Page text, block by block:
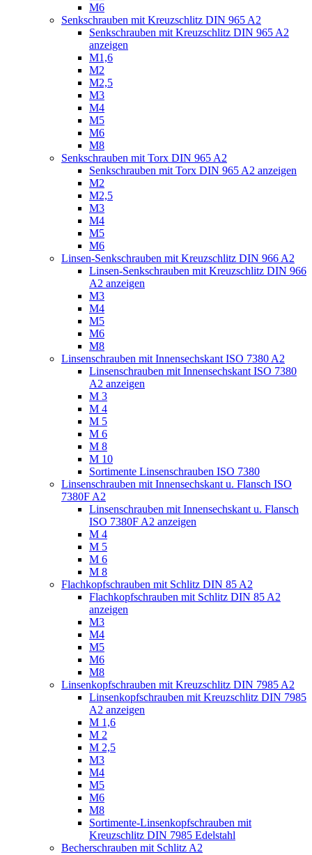
M6
Senkschrauben mit Kreuzschlitz DIN 965 A2
Senkschrauben mit Kreuzschlitz DIN 965 A2
anzeigen
M1,6
M2
M2,5
M3
M4
M5
M6
M8
Senkschrauben mit Torx DIN 965 A2
Senkschrauben mit Torx DIN 965 A2 anzeigen
M2
M2,5
M3
M4
M5
M6
Linsen-Senkschrauben mit Kreuzschlitz DIN 966 A2
Linsen-Senkschrauben mit Kreuzschlitz DIN 966
A2 anzeigen
M3
M4
M5
M6
M8
Linsenschrauben mit Innensechskant ISO 7380 A2
Linsenschrauben mit Innensechskant ISO 7380
A2 anzeigen
M 3
M 4
M 5
M 6
M 8
M 10
Sortimente Linsenschrauben ISO 7380
Linsenschrauben mit Innensechskant u. Flansch ISO
7380F A2
Linsenschrauben mit Innensechskant u. Flansch
ISO 7380F A2 anzeigen
M 4
M 5
M 6
M 8
Flachkopfschrauben mit Schlitz DIN 85 A2
Flachkopfschrauben mit Schlitz DIN 85 A2
anzeigen
M3
M4
M5
M6
M8
Linsenkopfschrauben mit Kreuzschlitz DIN 7985 A2
Linsenkopfschrauben mit Kreuzschlitz DIN 7985
A2 anzeigen
M 1,6
M 2
M 2,5
M3
M4
M5
M6
M8
Sortimente-Linsenkopfschrauben mit
Kreuzschlitz DIN 7985 Edelstahl
Becherschrauben mit Schlitz A2